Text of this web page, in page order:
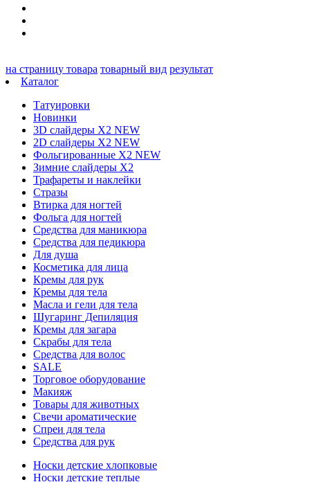
на страницу товара товарный вид результат
Каталог
Татуировки
Новинки
3D слайдеры X2 NEW
2D слайдеры X2 NEW
Фольгированные X2 NEW
Зимние слайдеры Х2
Трафареты и наклейки
Стразы
Втирка для ногтей
Фольга для ногтей
Средства для маникюра
Средства для педикюра
Для душа
Косметика для лица
Кремы для рук
Кремы для тела
Масла и гели для тела
Шугаринг Депиляция
Кремы для загара
Скрабы для тела
Средства для волос
SALE
Торговое оборудование
Макияж
Товары для животных
Свечи ароматические
Спреи для тела
Средства для рук
Носки детские хлопковые
Носки детские теплые